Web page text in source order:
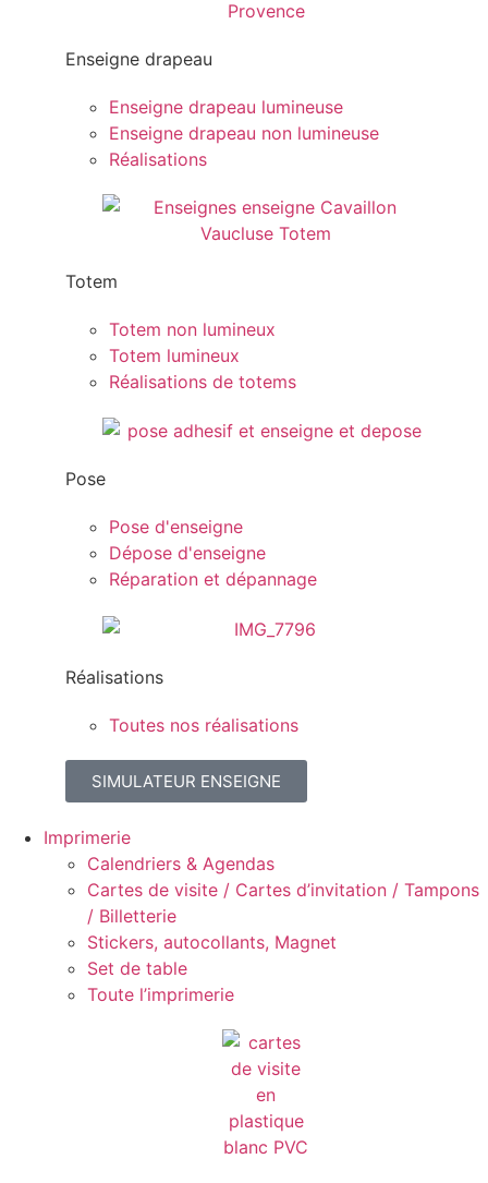
Enseigne drapeau
Enseigne drapeau lumineuse
Enseigne drapeau non lumineuse
Réalisations
Totem
Totem non lumineux
Totem lumineux
Réalisations de totems
Pose
Pose d'enseigne
Dépose d'enseigne
Réparation et dépannage
Réalisations
Toutes nos réalisations
SIMULATEUR ENSEIGNE
Imprimerie
Calendriers & Agendas
Cartes de visite / Cartes d’invitation / Tampons
/ Billetterie
Stickers, autocollants, Magnet
Set de table
Toute l’imprimerie